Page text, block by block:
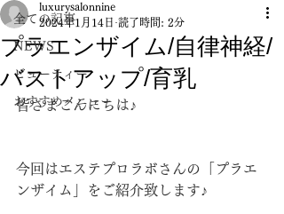
全ての記事
NEWS
ビューティー
おすすめメニュー
プラエンザイム/自律神経/
バストアップ/育乳
luxurysalonnine
2024年1月14日 読了時間: 2分
皆さまこんにちは♪
今回はエステプロラボさんの「プラエ
ンザイム」をご紹介致します♪